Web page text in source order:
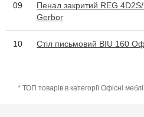
09
Пенал закритий REG
Gerbor
10 Стіл письмовий BIU 160
* ТОП товарів в категорії Офісні